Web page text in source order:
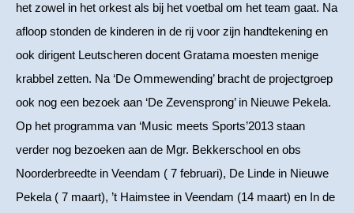
het zowel in het orkest als bij het voetbal om het team gaat. Na
afloop stonden de kinderen in de rij voor zijn handtekening en
ook dirigent Leutscheren docent Gratama moesten menige
krabbel zetten. Na ‘De Ommewending’ bracht de projectgroep
ook nog een bezoek aan ‘De Zevensprong’ in Nieuwe Pekela.
Op het programma van ‘Music meets Sports’2013 staan
verder nog bezoeken aan de Mgr. Bekkerschool en obs
Noorderbreedte in Veendam ( 7 februari), De Linde in Nieuwe
Pekela ( 7 maart), ’t Haimstee in Veendam (14 maart) en In de